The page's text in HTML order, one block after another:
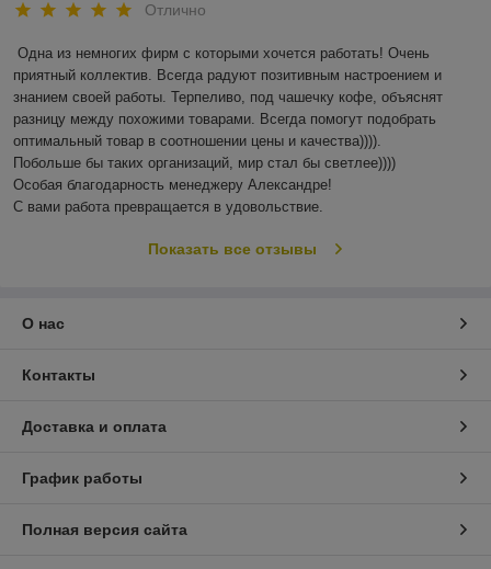
Отлично
Одна из немногих фирм с которыми хочется работать! Очень
приятный коллектив. Всегда радуют позитивным настроением и
знанием своей работы. Терпеливо, под чашечку кофе, объяснят
разницу между похожими товарами. Всегда помогут подобрать
оптимальный товар в соотношении цены и качества)))).
Побольше бы таких организаций, мир стал бы светлее))))
Особая благодарность менеджеру Александре!
С вами работа превращается в удовольствие.
Показать все отзывы
О нас
Контакты
Доставка и оплата
График работы
Полная версия сайта